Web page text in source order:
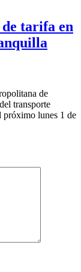
tarifa en
de
transporte
lunes 1 de